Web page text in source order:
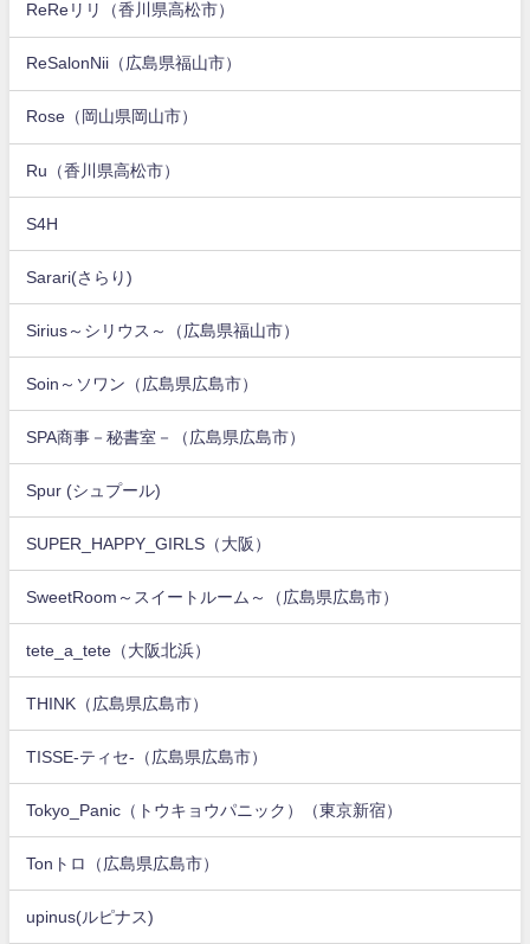
ReReリリ（香川県高松市）
ReSalonNii（広島県福山市）
Rose（岡山県岡山市）
Ru（香川県高松市）
S4H
Sarari(さらり)
Sirius～シリウス～（広島県福山市）
Soin～ソワン（広島県広島市）
SPA商事－秘書室－（広島県広島市）
Spur (シュプール)
SUPER_HAPPY_GIRLS（大阪）
SweetRoom～スイートルーム～（広島県広島市）
tete_a_tete（大阪北浜）
THINK（広島県広島市）
TISSE-ティセ-（広島県広島市）
Tokyo_Panic（トウキョウパニック）（東京新宿）
Tonトロ（広島県広島市）
upinus(ルピナス)